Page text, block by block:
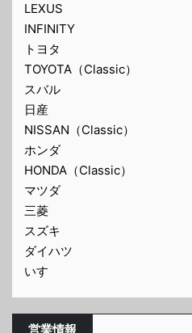
LEXUS
INFINITY
トヨタ
TOYOTA（Classic）
スバル
日産
NISSAN（Classic）
ホンダ
HONDA（Classic）
マツダ
三菱
スズキ
ダイハツ
いすゞ
営業情報